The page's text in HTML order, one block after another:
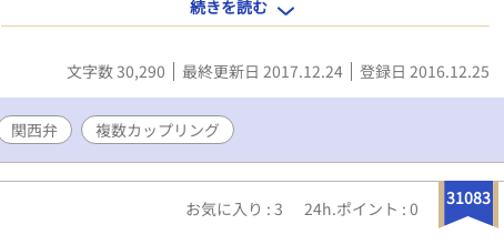
たら直し忘れの箇所があるかもしれないとご了承ください
続きを読む
文字数 30,290 最終更新日 2017.12.24 登録日 2016.12.25
関西弁 複数カップリング
31083
お気に入り : 3 24h.ポイント : 0